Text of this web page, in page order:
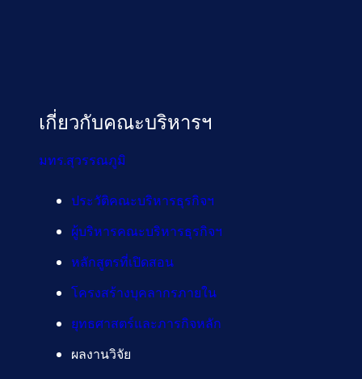
เกี่ยวกับคณะบริหารฯ
มทร.สุวรรณภูมิ
ประวัติคณะบริหารธุรกิจฯ
ผู้บริหารคณะบริหารธุรกิจฯ
หลักสูตรที่เปิดสอน
โครงสร้างบุคลากรภายใน
ยุทธศาสตร์และภารกิจหลัก
ผลงานวิจัย